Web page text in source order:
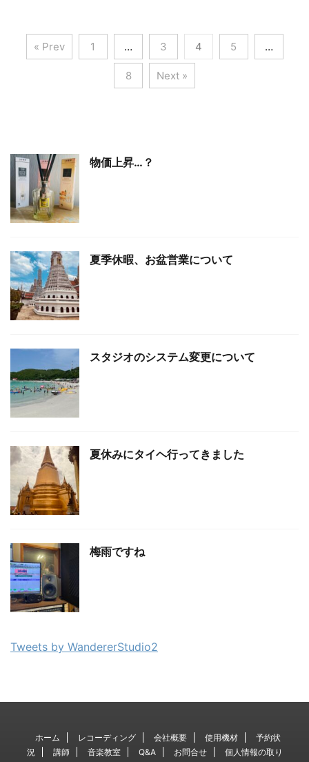
« Prev 1 … 3 4 5 …
8 Next »
物価上昇…？
夏季休暇、お盆営業について
スタジオのシステム変更について
夏休みにタイヘ行ってきました
梅雨ですね
Tweets by WandererStudio2
ホーム レコーディング 会社概要 使用機材
予約状
況
講師 音楽教室 Q&A お問合せ
個人情報の取り